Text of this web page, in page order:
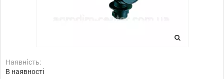
Наявність:
В наявності